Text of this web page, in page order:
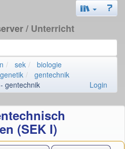
/ Unterricht
sek
biologie
genetik
gentechnik
gentechnik Login
(SEK I)